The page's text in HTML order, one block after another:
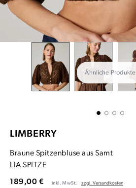
Ähnliche Produkte
LIMBERRY
Braune Spitzenbluse aus Samt
LIA SPITZE
189,00 € inkl. MwSt. zzgl. Versandkosten